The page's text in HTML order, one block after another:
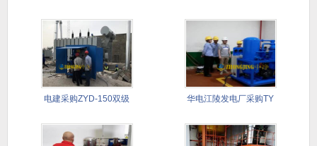
电建采购ZYD-150双级 华电江陵发电厂采购TY